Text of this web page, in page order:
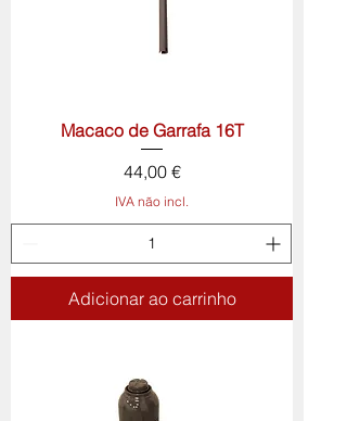
Macaco de Garrafa 16T
Preço
44,00 €
IVA não incl.
Adicionar ao carrinho